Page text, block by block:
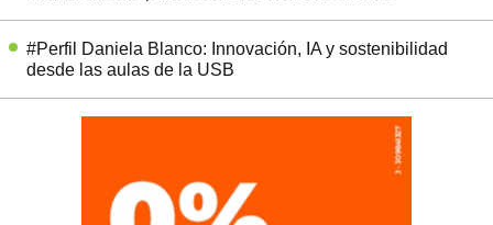
#Perfil Daniela Blanco: Innovación, IA y sostenibilidad
desde las aulas de la USB